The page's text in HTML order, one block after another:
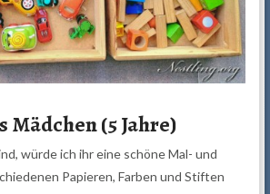
Mädchen (5 Jahre)
würde ich ihr eine schöne Mal- und
Papieren, Farben und Stiften